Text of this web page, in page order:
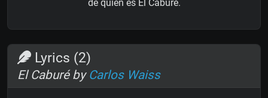
de quien es El Caburé.
Lyrics (2)
El Caburé by Carlos Waiss